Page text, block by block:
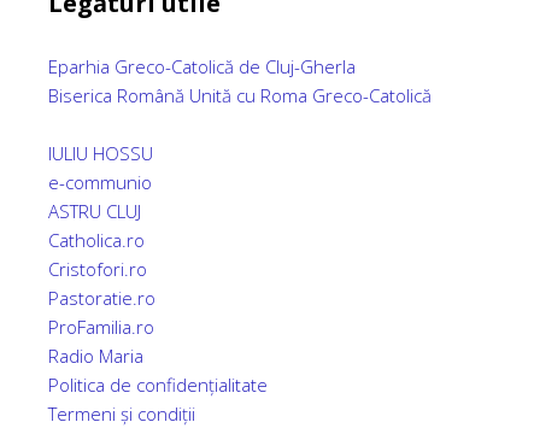
Eparhia Greco-Catolică de Cluj-Gherla
Biserica Română Unită cu Roma Greco-Catolică
IULIU HOSSU
e-communio
ASTRU CLUJ
Catholica.ro
Cristofori.ro
Pastoratie.ro
ProFamilia.ro
Radio Maria
Politica de confidențialitate
Termeni și condiții